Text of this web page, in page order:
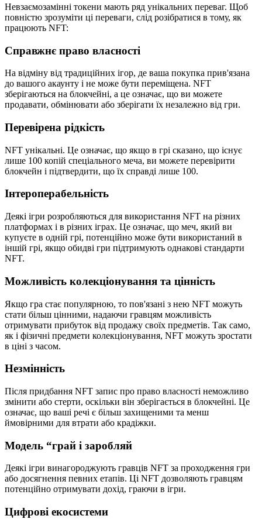
Невзаємозамінні токени мають ряд унікальних переваг. Щоб
повністю зрозуміти ці переваги, слід розібратися в тому, як
працюють NFT:
Справжнє право власності
На відміну від традиційних ігор, де ваша покупка прив'язана
до вашого акаунту і не може бути переміщена. NFT
зберігаються на блокчейні, а це означає, що ви можете
продавати, обмінювати або зберігати їх незалежно від гри.
Перевірена рідкість
NFT унікальні. Це означає, що якщо в грі сказано, що існує
лише 100 копій спеціального меча, ви можете перевірити
блокчейн і підтвердити, що їх справді лише 100.
Інтероперабельність
Деякі ігри розробляються для використання NFT на різних
платформах і в різних іграх. Це означає, що меч, який ви
купуєте в одній грі, потенційно може бути використаний в
іншій грі, якщо обидві гри підтримують однакові стандарти
NFT.
Можливість колекціонування та цінність
Якщо гра стає популярною, то пов'язані з нею NFT можуть
стати більш цінними, надаючи гравцям можливість
отримувати прибуток від продажу своїх предметів. Так само,
як і фізичні предмети колекціонування, NFT можуть зростати
в ціні з часом.
Незмінність
Після придбання NFT запис про право власності неможливо
змінити або стерти, оскільки він зберігається в блокчейні. Це
означає, що ваші речі є більш захищеними та менш
ймовірними для втрати або крадіжки.
Модель “грай і заробляй
Деякі ігри винагороджують гравців NFT за проходження гри
або досягнення певних етапів. Ці NFT дозволяють гравцям
потенційно отримувати дохід, граючи в ігри.
Цифрові екосистеми